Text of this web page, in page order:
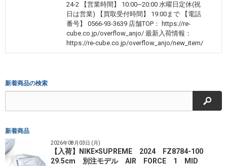
24-2 【営業時間】 10:00~20:00 水曜日定休(祝
日は営業) 【買取受付時間】 19:00まで 【電話
番号】 0566-93-3639 店舗TOP： https://re-
cube.co.jp/overflow_anjo/ 最新入荷情報：
https://re-cube.co.jp/overflow_anjo/new_item/
新着商品の検索
検索
新着商品
2026年08月03日 (月)
【入荷】NIKE×SUPREME 2024 FZ8784-100
29.5cm 別注モデル AIR FORCE 1 MID